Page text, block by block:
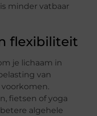
minder vatbaar
flexibiliteit
je lichaam in
van
fietsen of yoga
algehele